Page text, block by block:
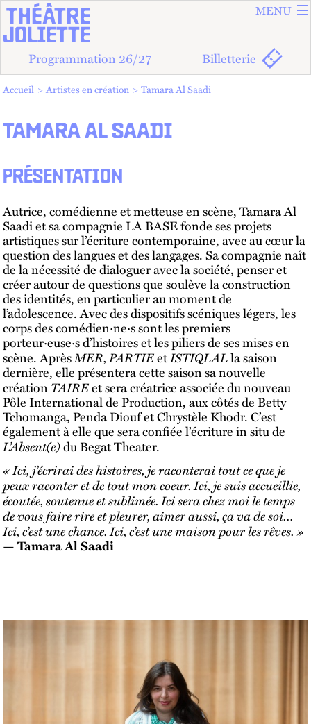
ALLER
ALLER
MENU
Programmation 26/27 Billetterie
Vous êtes dans :
Accueil Artistes en création Tamara Al Saadi
TAMARA AL SAADI
PRÉSENTATION
Autrice, comédienne et metteuse en scène, Tamara Al
Saadi et sa compagnie LA BASE fonde ses projets
artistiques sur l’écriture contemporaine, avec au cœur la
question des langues et des langages. Sa compagnie naît
de la nécessité de dialoguer avec la société, penser et
créer autour de questions que soulève la construction
des identités, en particulier au moment de
l’adolescence. Avec des dispositifs scéniques légers, les
corps des comédien·ne·s sont les premiers
porteur·euse·s d’histoires et les piliers de ses mises en
scène. AprèsMER, PARTIEetISTIQLALla saison
dernière, elle présentera cette saison sa nouvelle
créationTAIREet sera créatrice associée du nouveau
Pôle International de Production, aux côtés de Betty
Tchomanga, Penda Diouf et Chrystèle Khodr. C’est
également à elle que sera confiée l’écriture in situ de
L’Absent(e)du Begat Theater.
« Ici, j’écrirai des histoires, je raconterai tout ce que je
peux raconter et de tout mon coeur. Ici, je suis accueillie,
écoutée, soutenue et sublimée. Ici sera chez moi le temps
de vous faire rire et pleurer, aimer aussi, ça va de soi…
Ici, c’est une chance. Ici, c’est une maison pour les rêves. »
—Tamara Al Saadi